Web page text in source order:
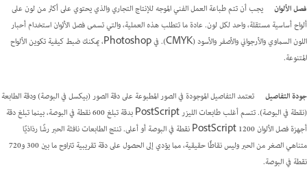
فصل الألوان
يجب أن تتم طباعة العمل الفني الموجه للإنتاج التجاري والذي يحتوي على أكثر من لون على
ألواح أساسية مستقلة، واحد لكل لون. عادة ما تتطلب هذه العملية، والتي تسمىفصل الألواناستخدام أحبار
اللون السماوي والأرجواني والأصفر والأسود (CMYK). في Photoshop، يمكنك ضبط كيفية تكوين الألواح
المتنوعة.
جودة التفاصيل
تعتمد التفاصيل الموجودة في الصور المطبوعة على دقة الصور (بيكسل في البوصة) ودقة الطابعة
(نقطة في البوصة). تتسم أغلب طابعات الليزر PostScript بدقة تبلغ 600 نقطة في البوصة، بينما تبلغ دقة
أجهزة فصل الألوان PostScript 1200 نقطة في البوصة أو أعلى. تنتج الطابعات نافثة الحبر رشًا رذاذيًا
متناهي الصغر من الحبر وليس نقاطًا حقيقية، مما يؤدي إلى الحصول على دقة تقريبية تتراوح ما بين 300 و720
نقطة في البوصة.